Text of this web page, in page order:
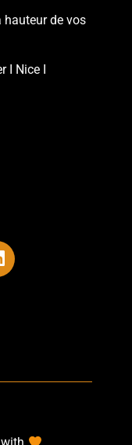
hauteur de vos
Ι Nice Ι